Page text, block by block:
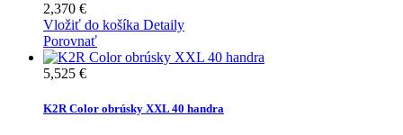
2,370 €
Vložiť do košíka Detaily
Porovnať
5,525 €
K2R Color obrúsky XXL 40 handra